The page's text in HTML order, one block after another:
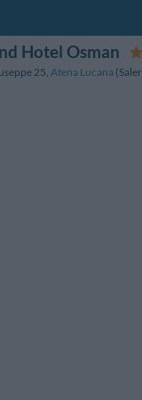
Hotel Osman
25, Atena Lucana